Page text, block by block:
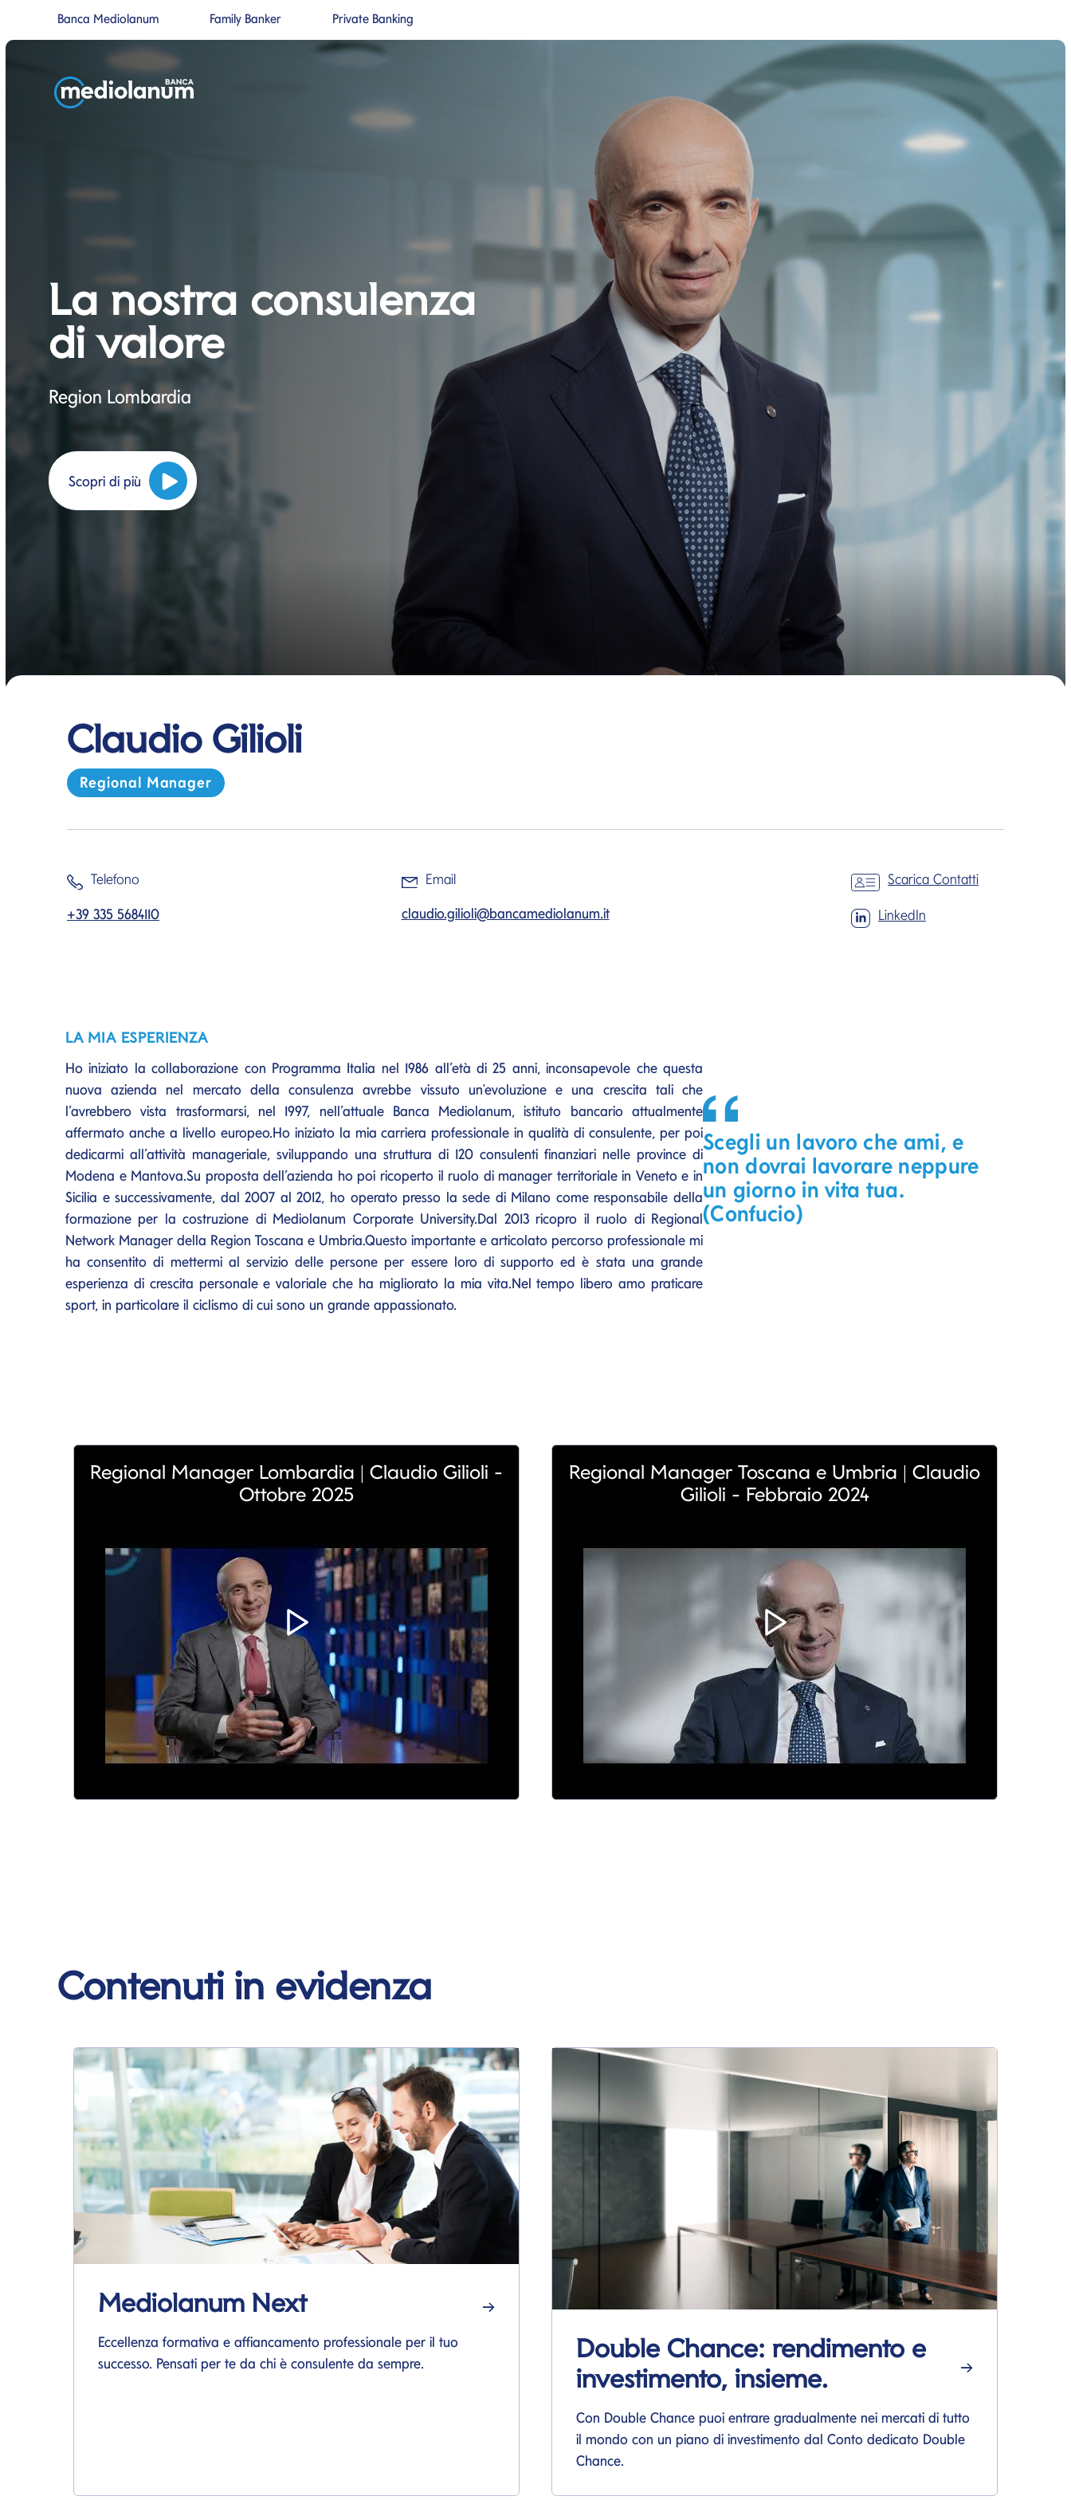
Salta alla navigazione principale
Banca MediolanumSi apre in una nuova pagina
Family BankerSi apre in una nuova pagina
Private BankingSi apre in una nuova pagina
La nostra consulenza
di valore
Region Lombardia
Scopri di più
Claudio Gilioli
Regional Manager
Telefono
+39 335 5684110
Email
claudio.gilioli@bancamediolanum.it
Scarica Contatti
LinkedIn
LA MIA ESPERIENZA
Ho iniziato la collaborazione con Programma Italia nel 1986 all’età di 25 anni, inconsapevole che questa
nuova azienda nel mercato della consulenza avrebbe vissuto un'evoluzione e una crescita tali che
l’avrebbero vista trasformarsi, nel 1997, nell’attuale Banca Mediolanum, istituto bancario attualmente
affermato anche a livello europeo.Ho iniziato la mia carriera professionale in qualità di consulente, per poi
dedicarmi all’attività manageriale, sviluppando una struttura di 120 consulenti finanziari nelle province di
Modena e Mantova.Su proposta dell’azienda ho poi ricoperto il ruolo di manager territoriale in Veneto e in
Sicilia e successivamente, dal 2007 al 2012, ho operato presso la sede di Milano come responsabile della
formazione per la costruzione di Mediolanum Corporate University.Dal 2013 ricopro il ruolo di Regional
Network Manager della Region Toscana e Umbria.Questo importante e articolato percorso professionale mi
ha consentito di mettermi al servizio delle persone per essere loro di supporto ed è stata una grande
esperienza di crescita personale e valoriale che ha migliorato la mia vita.Nel tempo libero amo praticare
sport, in particolare il ciclismo di cui sono un grande appassionato.
Scegli un lavoro che ami, e
non dovrai lavorare neppure
un giorno in vita tua.
(Confucio)
Regional Manager Lombardia | Claudio Gilioli -
Ottobre 2025
Regional Manager Toscana e Umbria | Claudio
Gilioli - Febbraio 2024
Contenuti in evidenza
Mediolanum Next
Eccellenza formativa e affiancamento professionale per il tuo
successo. Pensati per te da chi è consulente da sempre.
Double Chance: rendimento e
investimento, insieme.
Con Double Chance puoi entrare gradualmente nei mercati di tutto
il mondo con un piano di investimento dal Conto dedicato Double
Chance.